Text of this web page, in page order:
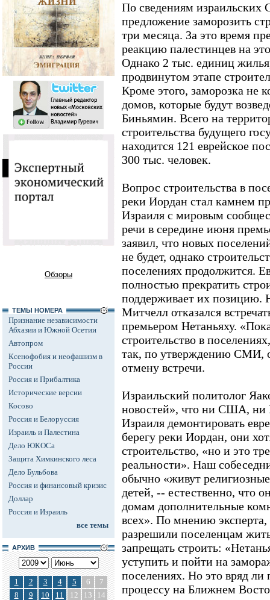
Обзоры
ТЕМЫ НОМЕРА
Признание независимости
Абхазии и Южной Осетии
Автопром
Ксенофобия и неофашизм в
России
Россия и Прибалтика
Исторические версии
Косово
Россия и Белоруссия
Израиль и Палестина
Дело ЮКОСа
Защита Химкинского леса
Дело Бульбова
Россия и финансовый кризис
Доллар
Россия и Израиль
все темы
АРХИВ
1 2 3 4 5 6
7
8
9 10 11 12 13
14
По сведениям израильских
предложение заморозить
три месяца. За это время
реакцию палестинцев на
Однако 2 тыс. единиц
продвинутом этапе
Кроме этого, заморозка не
домов, которые будут
Биньямин. Всего на
строительства будущего
находится 121 еврейское
300 тыс. человек.
Вопрос строительства в
реки Иордан стал камнем
Израиля с мировым
речи в середине июня
заявил, что новых
не будет, однако
поселениях продолжится.
полностью прекратить
поддерживает их
Митчелл отказался
премьером Нетаньяху.
строительство в
так, по утверждению СМИ,
отмену встречи.
Израильский политолог
новостей», что ни США, ни
Израиля демонтировать
берегу реки Иордан, они
строительство, «но и это
реальности». Наш
обычно «живут
детей, -- естественно, что
домам дополнительные
всех». По мнению
разрешили поселенцам
запрещать строить:
уступить и пойти на
поселениях. Но это вряд
процессу на Ближнем